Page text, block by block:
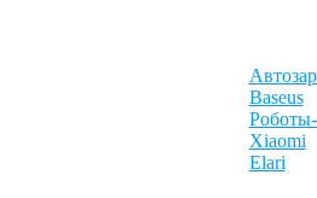
Baseus
Xiaomi
Elari